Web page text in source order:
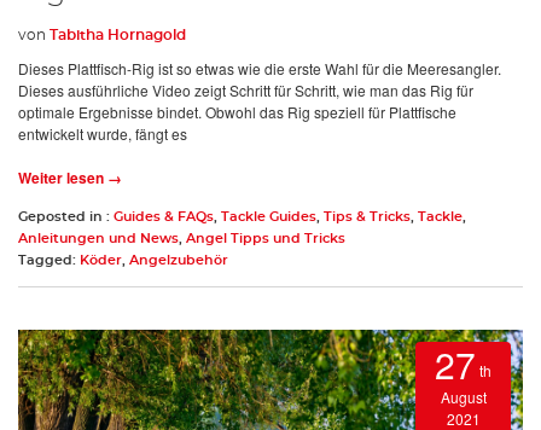
von Tabitha Hornagold
Dieses Plattfisch-Rig ist so etwas wie die erste Wahl für die Meeresangler.
Dieses ausführliche Video zeigt Schritt für Schritt, wie man das Rig für
optimale Ergebnisse bindet. Obwohl das Rig speziell für Plattfische
entwickelt wurde, fängt es
Weiter lesen →
Geposted in : Guides & FAQs Tackle Guides Tips & Tricks Tackle
Anleitungen und News Angel Tipps und Tricks
Tagged: Köder Angelzubehör
27 th
August
2021